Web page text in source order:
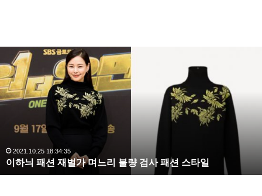
수
해
라
김
완
벽
한
2020.10.03 10:59:30
복수해라 김사랑, 완벽한 S라인 몸매 시선 압도